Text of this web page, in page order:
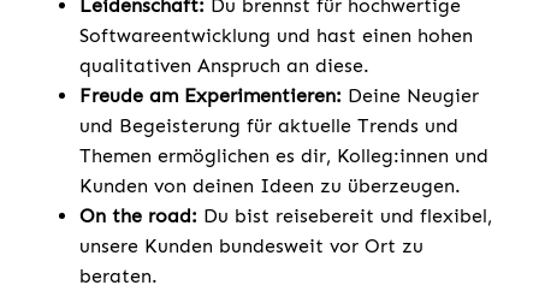
Leidenschaft: Du brennst für hochwertige
Softwareentwicklung und hast einen hohen
qualitativen Anspruch an diese.
Freude am Experimentieren: Deine Neugier
und Begeisterung für aktuelle Trends und
Themen ermöglichen es dir, Kolleg:innen und
Kunden von deinen Ideen zu überzeugen.
On the road: Du bist reisebereit und flexibel,
unsere Kunden bundesweit vor Ort zu
beraten.